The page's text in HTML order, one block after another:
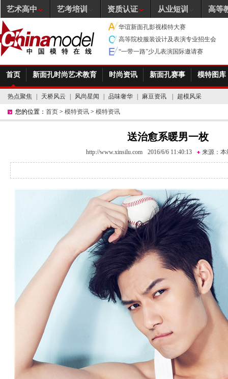
华谊新面孔影视模特大赛
高等院校服装设计及表演专业招生会
“一带一路”少儿表演国际邀请赛
首页 新面孔时尚艺术教育 时尚资讯 新面孔赛事 模特图库
热点聚焦 天桥风云 风尚星闻 品味奢华 麻豆资讯 超模风采
您的位置： 首页 > 模特资讯 > 模特资讯
送治愈系暖男一枚
http://www.xinsilu.com 2016/6/6 11:40:13 来源： 本
艺术高中 艺考培训 资质认证 从业短训 高等